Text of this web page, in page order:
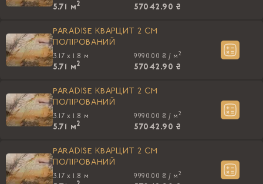
5.71 м2 57042.90 ₴
PARADISE КВАРЦИТ 2 CM
ПОЛIРОВАНИЙ
3.17 x 1.8 м
5.71 м2
9990.00 ₴ / м 2
57042.90 ₴
PARADISE КВАРЦИТ 2 CM
ПОЛIРОВАНИЙ
3.17 x 1.8 м
5.71 м2
9990.00 ₴ / м 2
57042.90 ₴
PARADISE КВАРЦИТ 2 CM
ПОЛIРОВАНИЙ
3.17 x 1.8 м 9990.00 ₴ / м 2